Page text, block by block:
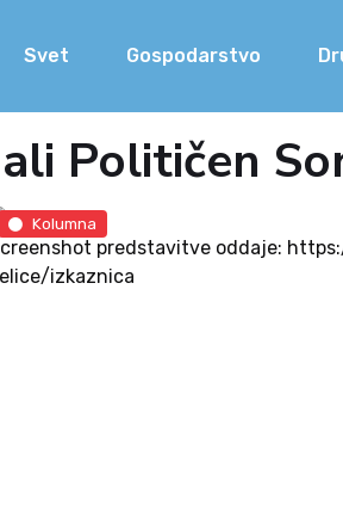
Svet Gospodarstvo
Političen
predstavitve oddaje:
izkaznica
Kolumna